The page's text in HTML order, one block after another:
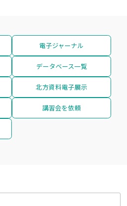
電子ジャーナル
データベース一覧
北方資料電子展示
講習会を依頼